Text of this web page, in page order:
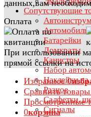
Сопутствующие
Батарейки
Домкраты
Канистры
Набор
Наклейки на
Разное
Салфетки,
Сигналы
данных,вам
Оплата
При использовании
прямой ссылки на
Избранное 0
Сравнить товары
Просмотренные
0корзина